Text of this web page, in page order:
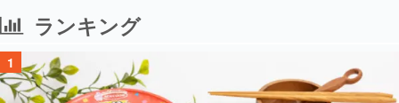
ランキング
1